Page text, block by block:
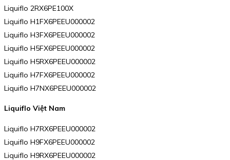
Liquiflo 2RX6PE100X
Liquiflo H1FX6PEEU000002
Liquiflo H3FX6PEEU000002
Liquiflo H5FX6PEEU000002
Liquiflo H5RX6PEEU000002
Liquiflo H7FX6PEEU000002
Liquiflo H7NX6PEEU000002
Liquiflo Việt Nam
Liquiflo H7RX6PEEU000002
Liquiflo H9FX6PEEU000002
Liquiflo H9RX6PEEU000002